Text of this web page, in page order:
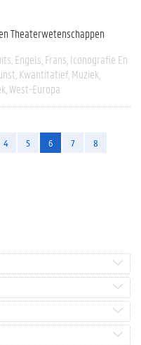
Theaterwetenschappen
Engels Frans Iconografie En
Kwantitatief Muziek
West-Europa
4 5 6 7
8